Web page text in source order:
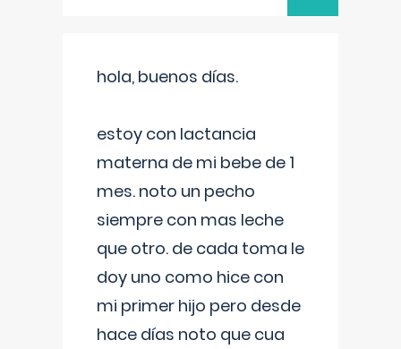
hola, buenos días.
estoy con lactancia
materna de mi bebe de 1
mes. noto un pecho
siempre con mas leche
que otro. de cada toma le
doy uno como hice con
mi primer hijo pero desde
hace días noto que cua